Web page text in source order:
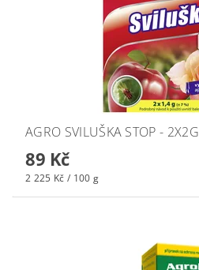
AGRO SVILUŠKA STOP - 2X2G
89 Kč
2 225 Kč / 100 g